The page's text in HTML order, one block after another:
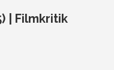
| Filmkritik